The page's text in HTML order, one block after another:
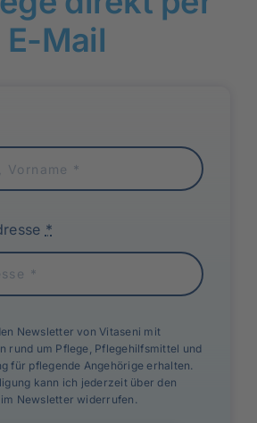
E-Mail
*
Newsletter von Vitaseni mit
rund um Pflege, Pflegehilfsmittel und
für pflegende Angehörige erhalten.
kann ich jederzeit über den
Newsletter widerrufen.